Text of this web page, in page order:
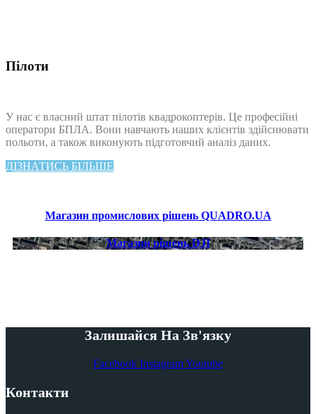
Пілоти
У нас є власний штат пілотів квадрокоптерів. Це професійні
оператори БПЛА. Вони навчають наших клієнтів здійснювати
польоти, а також виконують підготовчий аналіз даних.
ДІЗНАТИСЬ БІЛЬШЕ
Магазин промислових рішень QUADRO.UA
Магазин рішень DJI
Залишайся На Зв'язку
Facebook InstagramYoutube
Контакти